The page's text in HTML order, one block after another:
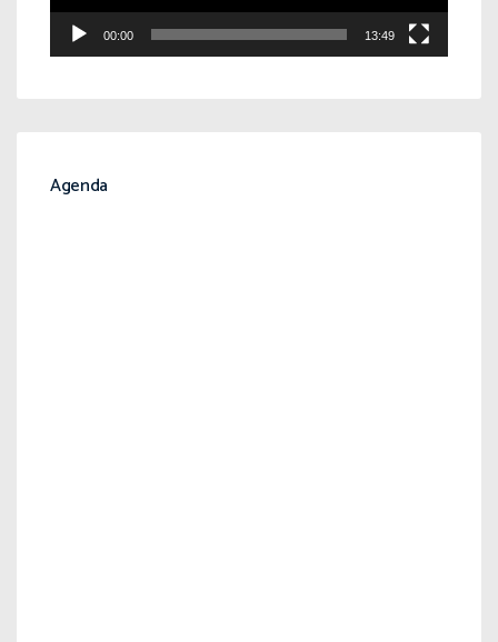
00:00 13:49
Agenda